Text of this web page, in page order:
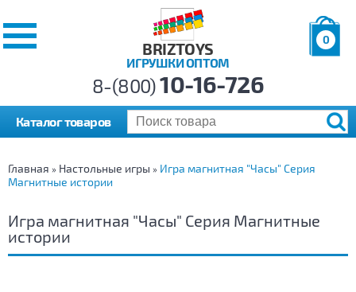
BRIZTOYS
ИГРУШКИ ОПТОМ
0
р.
8-(800)10-16-726
Каталог товаров
Главная » Настольные игры » Игра магнитная "Часы" Серия
Магнитные истории
Игра магнитная "Часы" Серия Магнитные
истории